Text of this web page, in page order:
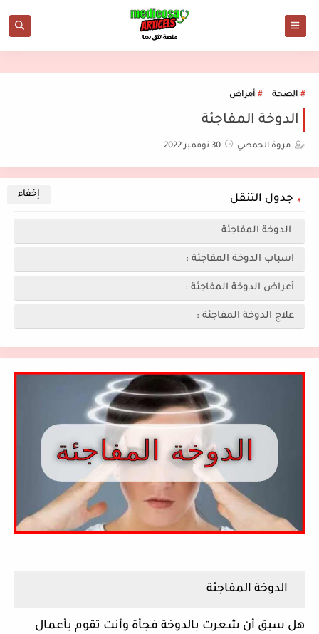
الصحة أمراض
الدوخة المفاجئة
مروة الحمصي 30 نوفمبر 2022
جدول التنقل
الدوخة المفاجئة
اسباب الدوخة المفاجئة :
أعراض الدوخة المفاجئة :
علاج الدوخة المفاجئة :
الدوخة المفاجئة
هل سبق أن شعرت بالدوخة فجأة وأنت تقوم بأعمال